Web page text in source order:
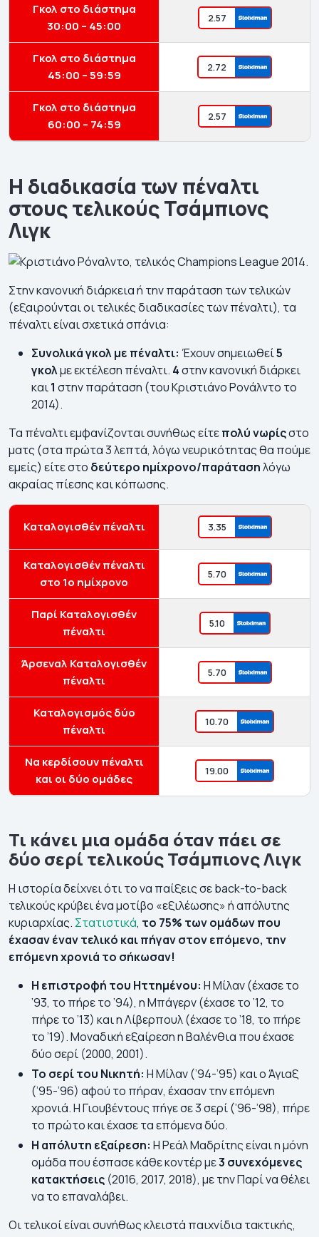
Γκολ στο διάστημα
30:00 – 45:00
2.57
Γκολ στο διάστημα
45:00 – 59:59
2.72
Γκολ στο διάστημα
60:00 – 74:59
2.57
Η διαδικασία των πέναλτι
στους τελικούς Τσάμπιονς
Λιγκ
Στην κανονική διάρκεια ή την παράταση των τελικών
(εξαιρούνται οι τελικές διαδικασίες των πέναλτι), τα
πέναλτι είναι σχετικά σπάνια:
Συνολικά γκολ με πέναλτι: Έχουν σημειωθεί5
γκολμε εκτέλεση πέναλτι. 4στην κανονική διάρκει
και1 στην παράταση (του Κριστιάνο Ρονάλντο το
2014).
Τα πέναλτι εμφανίζονται συνήθως είτεπολύ νωρίςστο
ματς (στα πρώτα 3 λεπτά, λόγω νευρικότητας θα πούμε
εμείς) είτε στο δεύτερο ημίχρονο/παράτασηλόγω
ακραίας πίεσης και κόπωσης.
Καταλογισθέν πέναλτι 3.35
Καταλογισθέν πέναλτι
στο 1ο ημίχρονο
5.70
Παρί Καταλογισθέν
πέναλτι
5.10
Άρσεναλ Καταλογισθέν
πέναλτι
5.70
Καταλογισμός δύο
πέναλτι
10.70
Να κερδίσουν πέναλτι
και οι δύο ομάδες
19.00
Τι κάνει μια ομάδα όταν πάει σε
δύο σερί τελικούς Τσάμπιονς Λιγκ
Η ιστορία δείχνει ότι το να παίξεις σε back-to-back
τελικούς κρύβει ένα μοτίβο «εξιλέωσης» ή απόλυτης
κυριαρχίας. Στατιστικά, το 75% των ομάδων που
έχασαν έναν τελικό και πήγαν στον επόμενο, την
επόμενη χρονιά το σήκωσαν!
Η επιστροφή του Ηττημένου: Η Μίλαν (έχασε το
’93, το πήρε το ’94), η Μπάγερν (έχασε το ’12, το
πήρε το ’13) και η Λίβερπουλ (έχασε το ’18, το πήρε
το ’19). Μοναδική εξαίρεση η Βαλένθια που έχασε
δύο σερί (2000, 2001).
Το σερί του Νικητή: Η Μίλαν (’94-’95) και ο Άγιαξ
(’95-’96) αφού το πήραν, έχασαν την επόμενη
χρονιά. Η Γιουβέντους πήγε σε 3 σερί (’96-’98), πήρε
το πρώτο και έχασε τα επόμενα δύο.
Η απόλυτη εξαίρεση: Η Ρεάλ Μαδρίτης είναι η μόνη
ομάδα που έσπασε κάθε κοντέρ με3 συνεχόμενες
κατακτήσεις (2016, 2017, 2018), με την Παρί να θέλει
να το επαναλάβει.
Οι τελικοί είναι συνήθως κλειστά παιχνίδια τακτικής,